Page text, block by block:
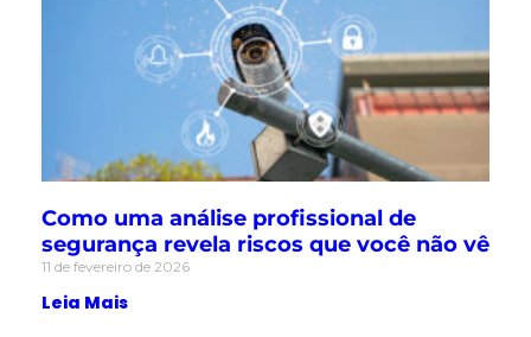
Como uma análise profissional de
segurança revela riscos que você não vê
11 de fevereiro de 2026
Leia Mais